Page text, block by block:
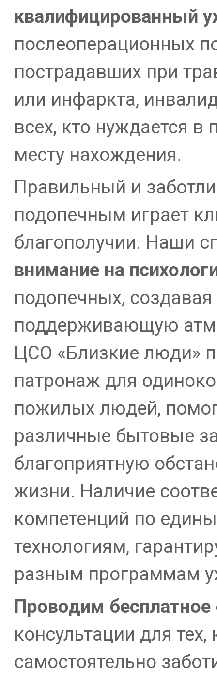
квалифицированный
послеоперационных
пострадавших при
или инфаркта,
всех, кто нуждается
месту нахождения.
Правильный и
подопечным играет
благополучии. Наши
внимание на
подопечных,
поддерживающую
ЦСО «Близкие люди»
патронаж для
пожилых людей,
различные бытовые
благоприятную
жизни. Наличие
компетенций по
технологиям,
разным программам
Проводим бесплатное
консультации для тех,
самостоятельно